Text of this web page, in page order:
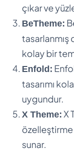
çıkar ve
BeTheme:
tasarlanmış
kolay bir
Enfold:
tasarımı
uygundur.
X Theme: X
sunar.